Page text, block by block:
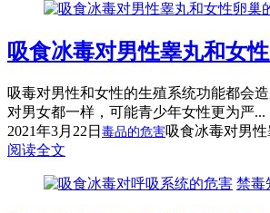
吸食冰毒对男性睾丸和女
吸毒对男性和女性的生殖系统功能都会
对男女都一样，可能青少年女性更为严...
2021年3月22日 毒品的危害吸食冰毒对男
阅读全文
禁毒